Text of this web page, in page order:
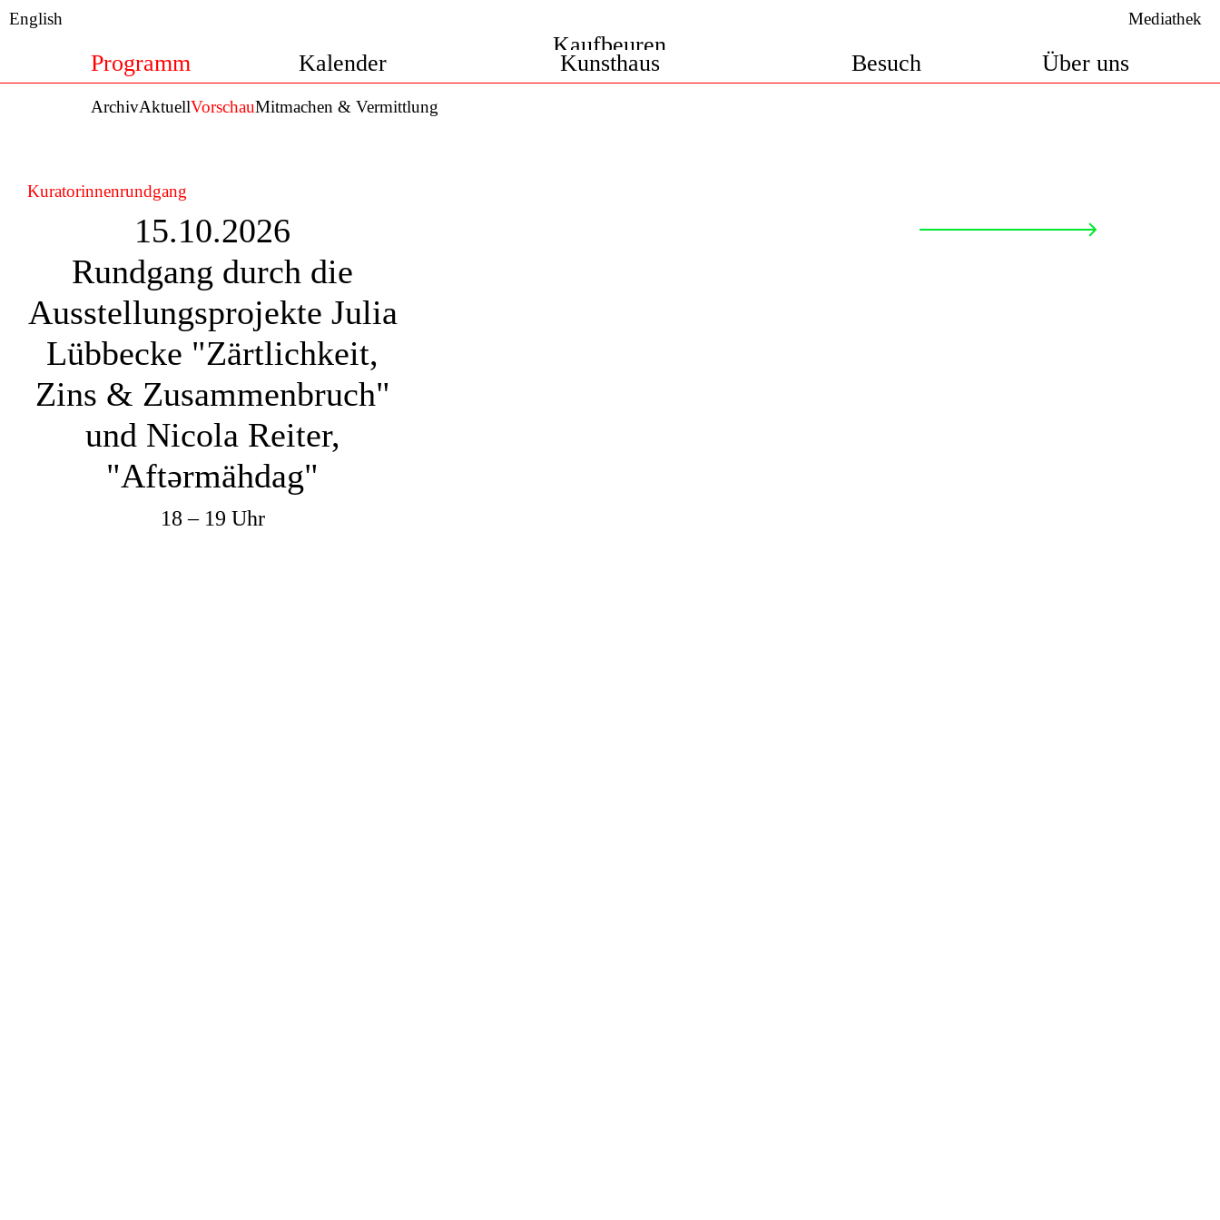
Kaufbeuren
Kunsthaus
Programm
ArchivAktuellVorschauMitmachen & Vermittlung
Kalender Besuch Über uns
English Mediathek
Kuratorinnenrundgang
15.10.2026
Rundgang durch die
Ausstellungsprojekte Julia
Lübbecke "Zärtlichkeit,
Zins & Zusammenbruch"
und Nicola Reiter,
"Aftərmähdag"
18 – 19 Uhr